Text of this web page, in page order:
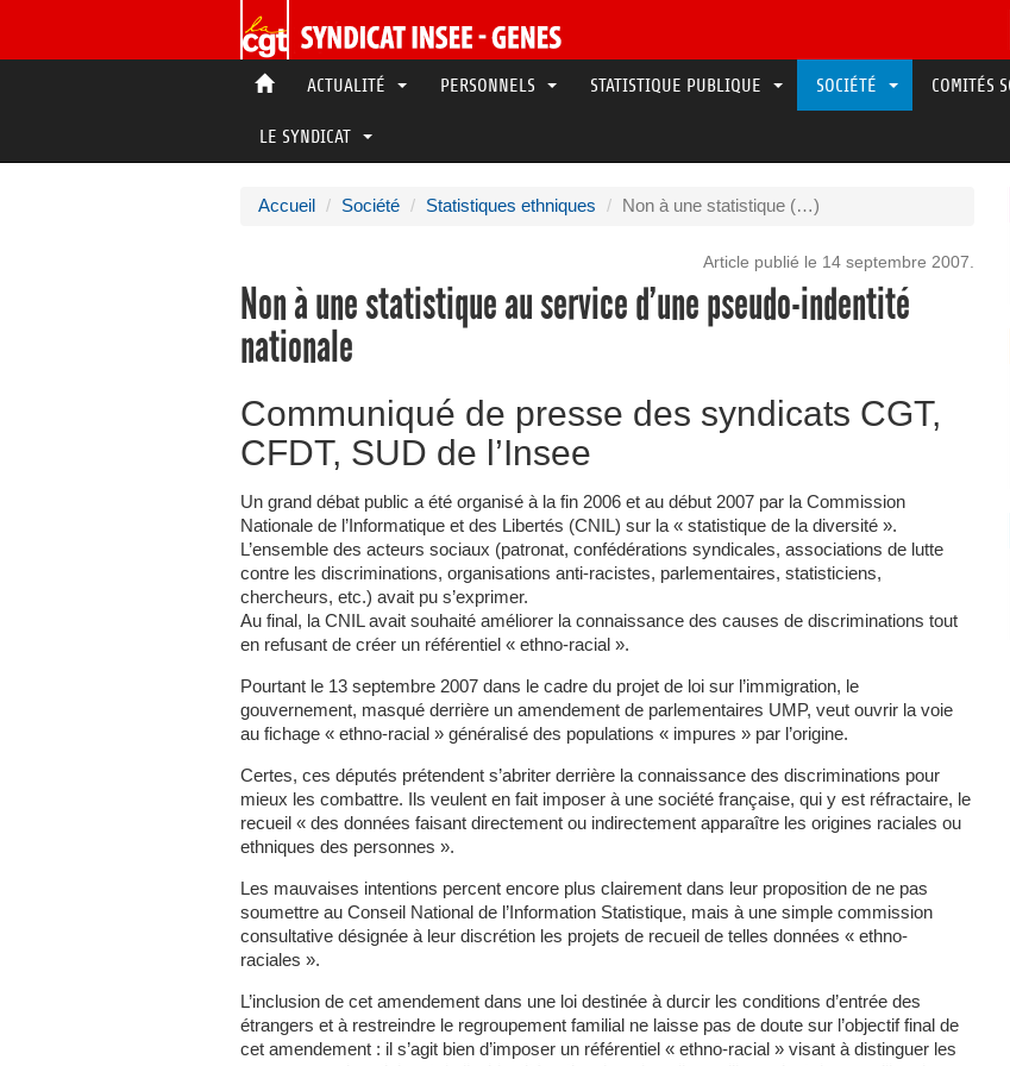
ACTUALITÉ PERSONNELS STATISTIQUE PUBLIQUE SOCIÉTÉ COMITÉS
LE SYNDICAT
Accueil Société Statistiques ethniques Non à une statistique (…)
Article publié le 14 septembre 2007.
Non à une statistique au service d’une pseudo-indentité
nationale
Communiqué de presse des syndicats CGT,
CFDT, SUD de l’Insee
Un grand débat public a été organisé à la fin 2006 et au début 2007 par la Commission
Nationale de l’Informatique et des Libertés (CNIL) sur la « statistique de la diversité ».
L’ensemble des acteurs sociaux (patronat, confédérations syndicales, associations de lutte
contre les discriminations, organisations anti-racistes, parlementaires, statisticiens,
chercheurs, etc.) avait pu s’exprimer.
Au final, la CNIL avait souhaité améliorer la connaissance des causes de discriminations tout
en refusant de créer un référentiel « ethno-racial ».
Pourtant le 13 septembre 2007 dans le cadre du projet de loi sur l’immigration, le
gouvernement, masqué derrière un amendement de parlementaires UMP, veut ouvrir la voie
au fichage « ethno-racial » généralisé des populations « impures » par l’origine.
Certes, ces députés prétendent s’abriter derrière la connaissance des discriminations pour
mieux les combattre. Ils veulent en fait imposer à une société française, qui y est réfractaire, le
recueil « des données faisant directement ou indirectement apparaître les origines raciales ou
ethniques des personnes ».
Les mauvaises intentions percent encore plus clairement dans leur proposition de ne pas
soumettre au Conseil National de l’Information Statistique, mais à une simple commission
consultative désignée à leur discrétion les projets de recueil de telles données « ethno-
raciales ».
L’inclusion de cet amendement dans une loi destinée à durcir les conditions d’entrée des
étrangers et à restreindre le regroupement familial ne laisse pas de doute sur l’objectif final de
cet amendement : il s’agit bien d’imposer un référentiel « ethno-racial » visant à distinguer les